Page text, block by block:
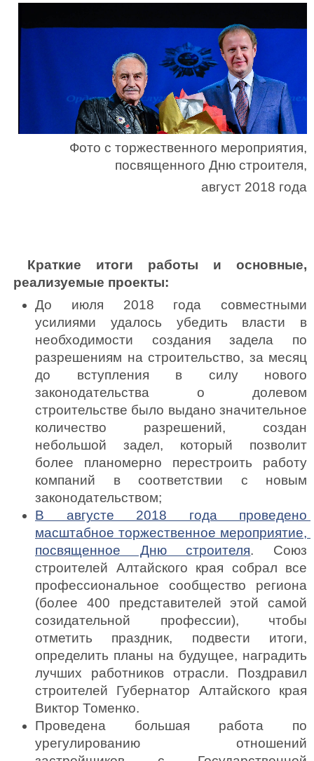
Фото с торжественного мероприятия,
посвященного Дню строителя,
август 2018 года
Краткие итоги работы и основные,
реализуемые проекты:
До июля 2018 года совместными
усилиями удалось убедить власти в
необходимости создания задела по
разрешениям на строительство, за месяц
до вступления в силу нового
законодательства о долевом
строительстве было выдано значительное
количество разрешений, создан
небольшой задел, который позволит
более планомерно перестроить работу
компаний в соответствии с новым
законодательством;
В августе 2018 года проведено
масштабное торжественное мероприятие,
посвященное Дню строителя. Союз
строителей Алтайского края собрал все
профессиональное сообщество региона
(более 400 представителей этой самой
созидательной профессии), чтобы
отметить праздник, подвести итоги,
определить планы на будущее, наградить
лучших работников отрасли. Поздравил
строителей Губернатор Алтайского края
Виктор Томенко.
Проведена большая работа по
урегулированию отношений